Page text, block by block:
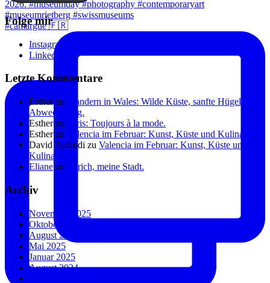
#camargue 🇫🇷
Folge mir
Instagram
Linkedin
Letzte Kommentare
Estherzu
Wandern in Wales: Wilde Küste, sanfte Hügel, viel
Abwechslung.
Estherzu
Paris: Toujours à la mode.
Estherzu
Valencia im Februar: Kunst, Küste und Kulinarik.
David Tschudi zu Valencia im Februar: Kunst, Küste und
Kulinarik.
Eliane zu Zürich, meine Stadt.
Archiv
November 2025
Oktober 2025
August 2025
Mai 2025
Januar 2025
August 2024